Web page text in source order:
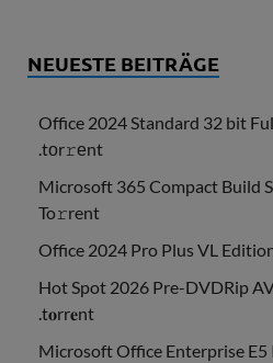
NEUESTE BEITRÄGE
Office 2024 Standard 32 bit
.tоr𝚛еnt
Microsoft 365 Compact Build
To𝚛rent
Office 2024 Pro Plus VL
Hot Spot 2026 Pre-DVDRip
.t𝐨rr𝐞nt
Microsoft Office Enterprise E5